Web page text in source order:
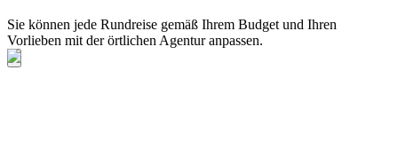
Sie können jede Rundreise gemäß Ihrem Budget und Ihren
Vorlieben mit der örtlichen Agentur anpassen.